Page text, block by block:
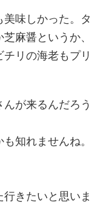
味しかった。タ
麻醤というか、
リの海老もプリ
が来るんだろう
知れませんね。
きたいと思いま